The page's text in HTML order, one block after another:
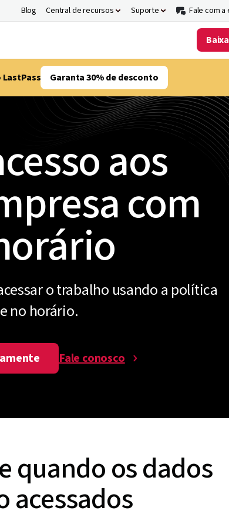
Blog Central de recursos Suporte Fale com
Garanta 30% de desconto
aos
com
o trabalho usando a política
no horário.
Fale conosco
quando os dados
acessados